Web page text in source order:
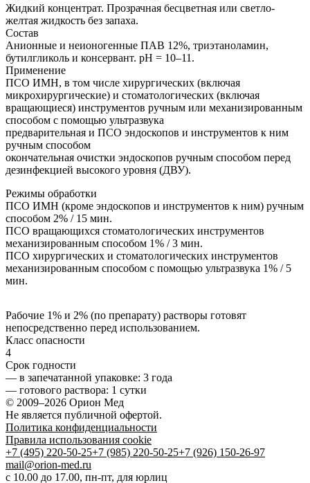
Жидкий концентрат. Прозрачная бесцветная или светло-
желтая жидкость без запаха.
Состав
Анионные и неионогенные ПАВ 12%, триэтаноламин,
бутилгликоль и консервант. pH = 10–11.
Применение
ПСО ИМН, в том числе хирургических (включая
микрохирургические) и стоматологических (включая
вращающиеся) инструментов ручным или механизированным
способом с помощью ультразвука
предварительная и ПСО эндоскопов и инструментов к ним
ручным способом
окончательная очистки эндоскопов ручным способом перед
дезинфекцией высокого уровня (ДВУ).
Режимы обработки
ПСО ИМН (кроме эндоскопов и инструментов к ним) ручным
способом 2% / 15 мин.
ПСО вращающихся стоматологических инструментов
механизированным способом 1% / 3 мин.
ПСО хирургических и стоматологических инструментов
механизированным способом с помощью ультразвука 1% / 5
мин.
Рабочие 1% и 2% (по препарату) растворы готовят
непосредственно перед использованием.
Класс опасности
4
Срок годности
— в запечатанной упаковке: 3 года
— готового раствора: 1 сутки
© 2009–2026 Орион Мед
Не является публичной офертой.
Политика конфиденциальности
Правила использования cookie
+7 (495) 220-50-25+7 (985) 220-50-25+7 (926) 150-26-97
mail@orion-med.ru
c 10.00 до 17.00, пн-пт, для юрлиц